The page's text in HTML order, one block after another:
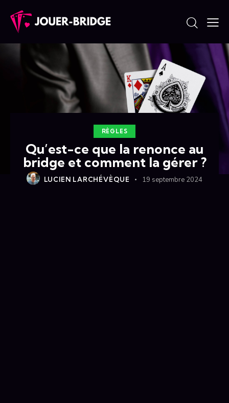
RÈGLES
Qu’est-ce que la renonce au
bridge et comment la gérer ?
LUCIEN LARCHÉVÈQUE 19 septembre 2024